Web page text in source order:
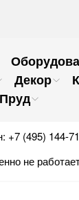
Декор
Пруд
+7 (495) 144-
не